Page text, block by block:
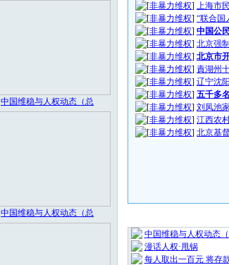
中国维稳与人权动态（总
中国维稳与人权动态（总
[非暴力维权] 上海市
[非暴力维权] “联合国
[非暴力维权] 中国公
[非暴力维权] 北京强
[非暴力维权] 北京市
[非暴力维权] 責湖州
[非暴力维权] 辽宁沈
[非暴力维权] 五千多
[非暴力维权] 刘凤池
[非暴力维权] 江西农
[非暴力维权] 北京基
中国维稳与人权动态
漫话人权·甩锅
每人取出一百元 将存